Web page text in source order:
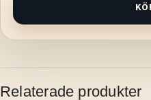
Relaterade produkter